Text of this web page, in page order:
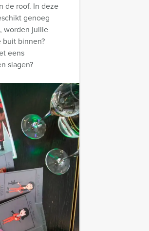
de roof. In deze
genoeg
worden jullie
binnen?
eens
slagen?